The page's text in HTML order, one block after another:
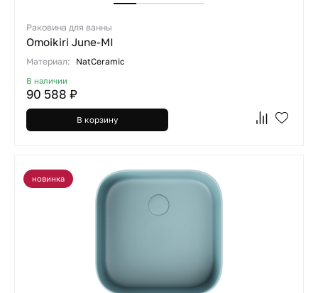
Раковина для ванны
Omoikiri June-MI
Материал: NatCeramic
В наличии
90 588 ₽
В корзину
новинка